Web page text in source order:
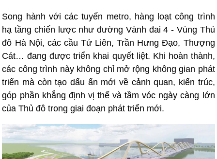
Song hành với các tuyến metro, hàng loạt công trình
hạ tầng chiến lược như đường Vành đai 4 - Vùng Thủ
đô Hà Nội, các cầu Tứ Liên, Trần Hưng Đạo, Thượng
Cát… đang được triển khai quyết liệt. Khi hoàn thành,
các công trình này không chỉ mở rộng không gian phát
triển mà còn tạo dấu ấn mới về cảnh quan, kiến trúc,
góp phần khẳng định vị thế và tầm vóc ngày càng lớn
của Thủ đô trong giai đoạn phát triển mới.